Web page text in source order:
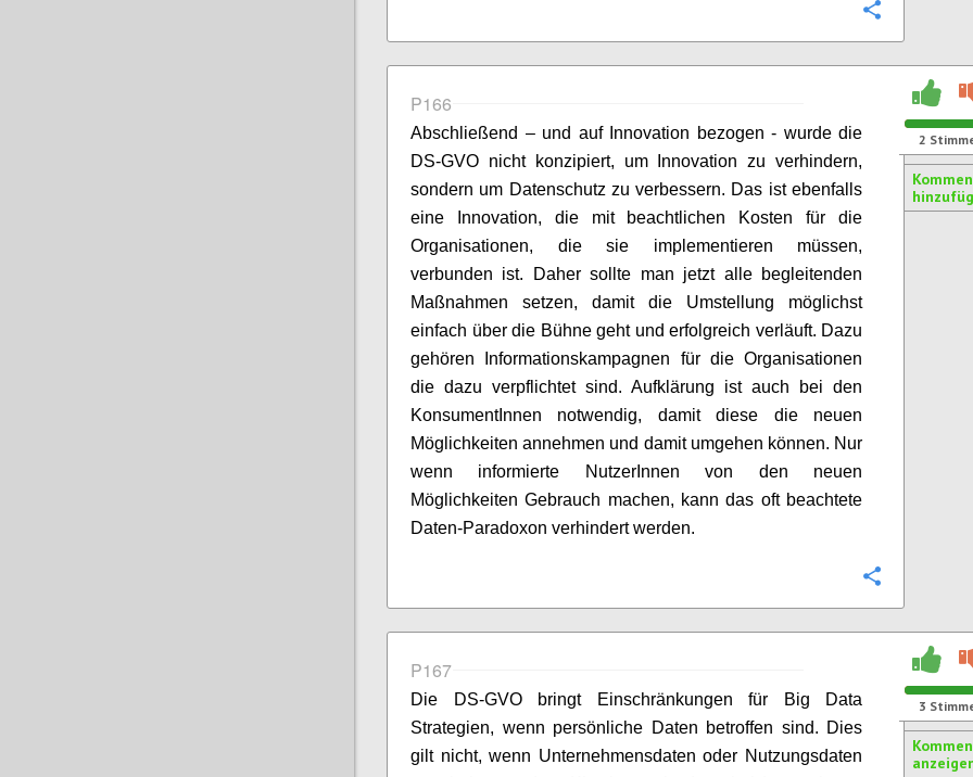
P166
Abschließend – und auf Innovation bezogen - wurde die
DS-GVO nicht konzipiert, um Innovation zu verhindern,
sondern um Datenschutz zu verbessern. Das ist ebenfalls
eine Innovation, die mit beachtlichen Kosten für die
Organisationen, die sie implementieren müssen,
verbunden ist. Daher sollte man jetzt alle begleitenden
Maßnahmen setzen, damit die Umstellung möglichst
einfach über die Bühne geht und erfolgreich verläuft. Dazu
gehören Informationskampagnen für die Organisationen
die dazu verpflichtet sind. Aufklärung ist auch bei den
KonsumentInnen notwendig, damit diese die neuen
Möglichkeiten annehmen und damit umgehen können. Nur
wenn informierte NutzerInnen von den neuen
Möglichkeiten Gebrauch machen, kann das oft beachtete
Daten-Paradoxon verhindert werden.
2
P167
Die DS-GVO bringt Einschränkungen für Big Data
Strategien, wenn persönliche Daten betroffen sind. Dies
gilt nicht, wenn Unternehmensdaten oder Nutzungsdaten
3